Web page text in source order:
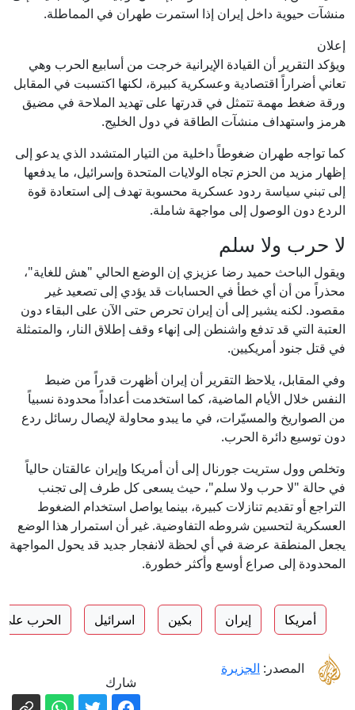
منشآت حيوية داخل إيران إذا استمرت طهران في المماطلة.
إعلان
ويؤكد التقرير أن القيادة الإيرانية خرجت من أسابيع الحرب وهي
تعاني أضراراً اقتصادية وعسكرية كبيرة، لكنها اكتسبت في المقابل
ورقة ضغط مهمة تتمثل في قدرتها على تهديد الملاحة في مضيق
هرمز واستهداف منشآت الطاقة في دول الخليج.
كما تواجه طهران ضغوطاً داخلية من التيار المتشدد الذي يدعو إلى
إظهار مزيد من الحزم تجاه الولايات المتحدة وإسرائيل، ما يدفعها
إلى تبني سياسة ردود عسكرية محسوبة تهدف إلى استعادة قوة
الردع دون الوصول إلى مواجهة شاملة.
لا حرب ولا سلم
ويقول الباحث حميد رضا عزيزي إن الوضع الحالي "هش للغاية"،
محذراً من أن أي خطأ في الحسابات قد يؤدي إلى تصعيد غير
مقصود. لكنه يشير إلى أن إيران تحرص حتى الآن على البقاء دون
العتبة التي قد تدفع واشنطن إلى إنهاء وقف إطلاق النار، والمتمثلة
في قتل جنود أمريكيين.
وفي المقابل، يلاحظ التقرير أن إيران أظهرت قدراً من ضبط
النفس خلال الأيام الماضية، كما استخدمت أعداداً محدودة نسبياً
من الصواريخ والمسيّرات، في ما يبدو محاولة لإيصال رسائل ردع
دون توسيع دائرة الحرب.
وتخلص وول ستريت جورنال إلى أن أمريكا وإيران عالقتان حالياً
في حالة "لا حرب ولا سلم"، حيث يسعى كل طرف إلى تجنب
التراجع أو تقديم تنازلات كبيرة، بينما يواصل استخدام الضغوط
العسكرية لتحسين شروطه التفاوضية. غير أن استمرار هذا الوضع
يجعل المنطقة عرضة في أي لحظة لانفجار جديد قد يحول المواجهة
المحدودة إلى صراع أوسع وأكثر خطورة.
أمريكا إيران بكين اسرائيل الحرب على
المصدر: الجزيرة
شارك